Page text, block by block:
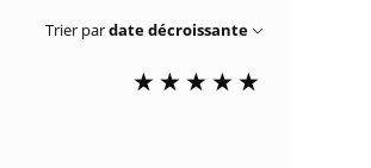
Trier pardate décroissante